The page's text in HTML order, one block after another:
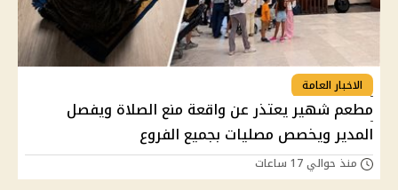
الاخبار العامة
مطعم شهير يعتذر عن واقعة منع الصلاة ويفصل
المدير ويخصص مصليات بجميع الفروع
منذ حوالي 17 ساعات